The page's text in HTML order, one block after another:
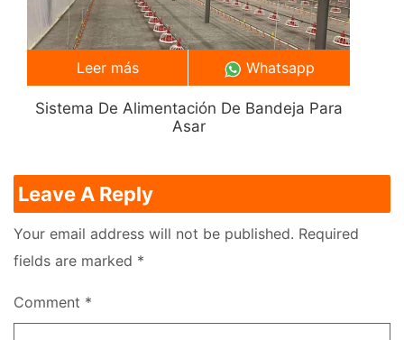
Sistema De Alimentación De Bandeja Para
Asar
Leer más Whatsapp
Leave A Reply
Your email address will not be published. Required
fields are marked *
Comment *